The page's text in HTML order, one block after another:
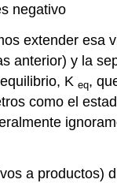
negativo
extender esa
anterior) y la
K eq,
como el
a productos)